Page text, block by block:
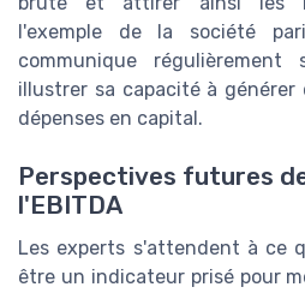
l'exemple de la société
communique
illustrer sa capacité à générer
dépenses en capital.
Perspectives futures
l'EBITDA
Les experts s'attendent à ce
être un indicateur prisé pour